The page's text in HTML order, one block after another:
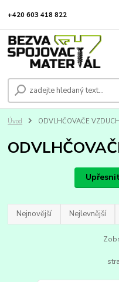
+420 603 418 822
Úvod ODVLHČOVAČE
Nejnovější Nejlevnější